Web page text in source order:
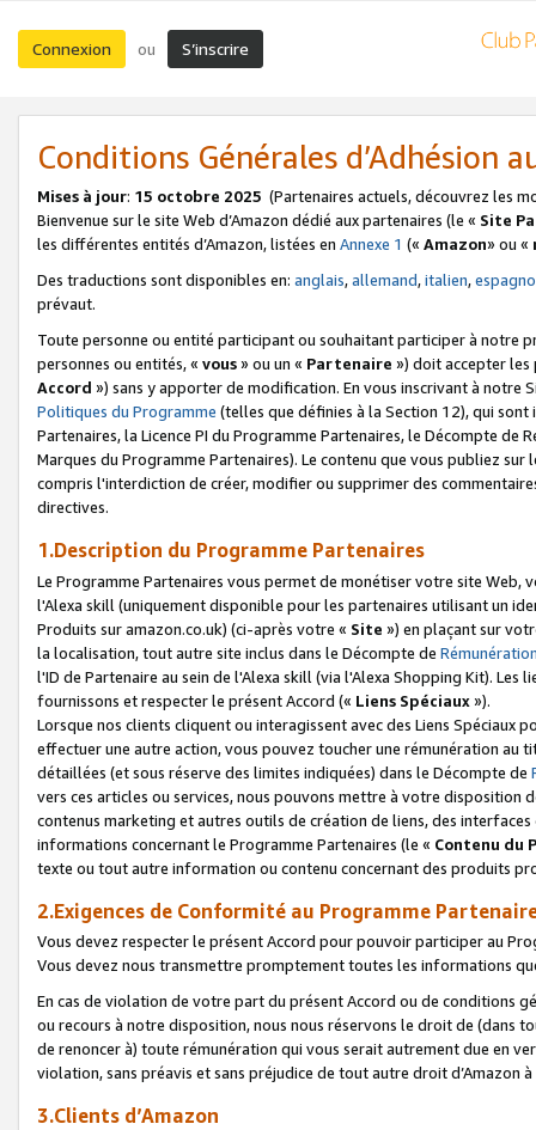
Connexion ou S’inscrire
Conditions Générales d’Adhésion
Mises à jour: 15 octobre 2025 (Partenaires actuels, découvrez les
Bienvenue sur le site Web d’Amazon dédié aux partenaires (le « Site
les différentes entités d’Amazon, listées en Annexe 1 (« Amazon» ou «
Des traductions sont disponibles en: anglais,allemand,italien,
prévaut.
Toute personne ou entité participant ou souhaitant participer à notre
personnes ou entités, « vous» ou un « Partenaire ») doit accepter les
Accord ») sans y apporter de modification. En vous inscrivant à notre
Politiques du Programme (telles que définies à la Section 12), qui
Partenaires, la Licence PI du Programme Partenaires, le Décompte de
Marques du Programme Partenaires). Le contenu que vous publiez
compris l'interdiction de créer, modifier ou supprimer des
directives.
1.Description du Programme Partenaires
Le Programme Partenaires vous permet de monétiser votre site Web,
l'Alexa skill (uniquement disponible pour les partenaires utilisant un
Produits sur amazon.co.uk) (ci-après votre « Site ») en plaçant sur
la localisation, tout autre site inclus dans le Décompte de
l'ID de Partenaire au sein de l'Alexa skill (via l'Alexa Shopping Kit).
fournissons et respecter le présent Accord (« Liens Spéciaux»).
Lorsque nos clients cliquent ou interagissent avec des Liens Spéciaux
effectuer une autre action, vous pouvez toucher une rémunération
détaillées (et sous réserve des limites indiquées) dans le Décompte de
vers ces articles ou services, nous pouvons mettre à votre disposition
contenus marketing et autres outils de création de liens, des
informations concernant le Programme Partenaires (le « Contenu du
texte ou tout autre information ou contenu concernant des produits
2.Exigences de Conformité au Programme
Vous devez respecter le présent Accord pour pouvoir participer au
Vous devez nous transmettre promptement toutes les informations
En cas de violation de votre part du présent Accord ou de conditions
ou recours à notre disposition, nous nous réservons le droit de (dans
de renoncer à) toute rémunération qui vous serait autrement due en
violation, sans préavis et sans préjudice de tout autre droit
3.Clients d’Amazon